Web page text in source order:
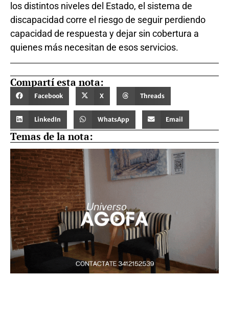
los distintos niveles del Estado, el sistema de
discapacidad corre el riesgo de seguir perdiendo
capacidad de respuesta y dejar sin cobertura a
quienes más necesitan de esos servicios.
Compartí esta nota:
Facebook X Threads
LinkedIn WhatsApp Email
Temas de la nota: